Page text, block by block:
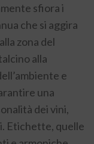
sfiora i
che si aggira
zona del
alla
e
una
dei vini,
Etichette, quelle